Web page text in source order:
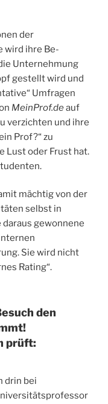
der
wird ihre Be-
Unternehmung
gestellt wird und
Umfragen
MeinProf.deauf
verzichten und ihre
Prof?“ zu
Lust oder Frust hat.
mächtig von der
selbst in
gewonnene
Sie wird nicht
Rating“.
den
prüft:
drin bei